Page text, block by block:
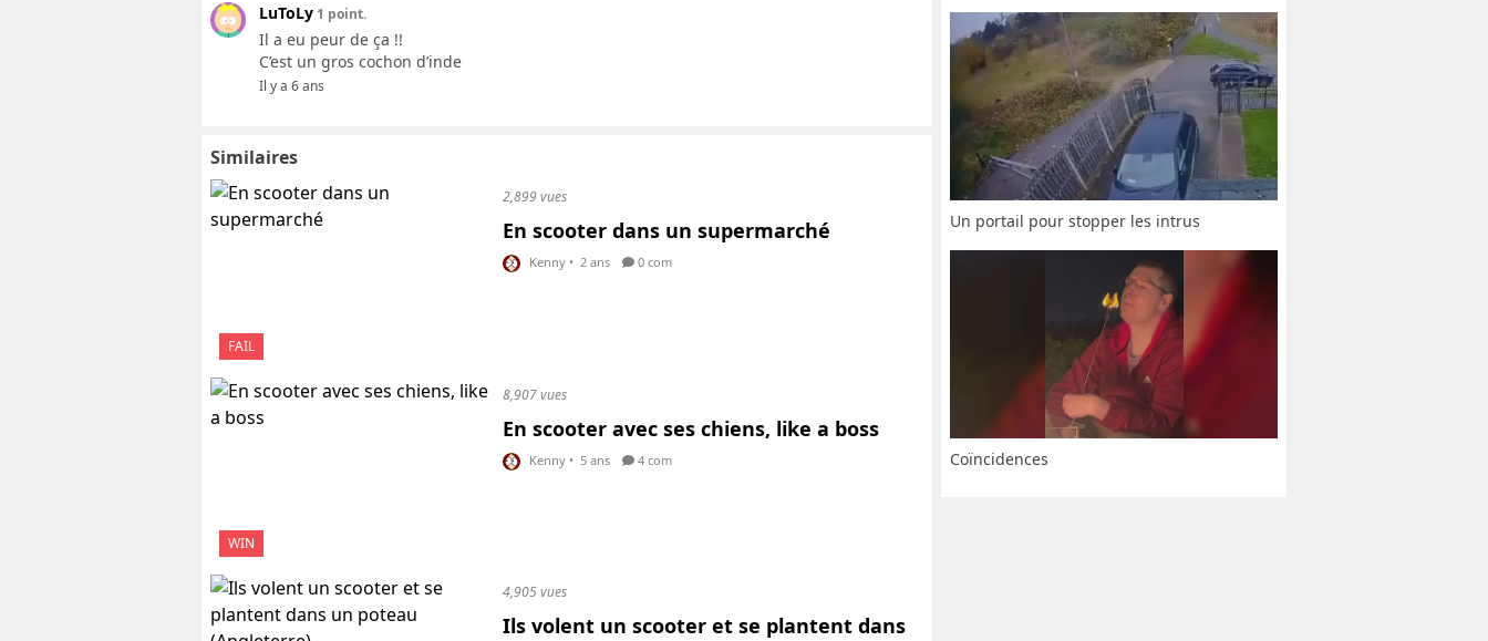
LuToLy 1 point.
Il a eu peur de ça !!
C’est un gros cochon d’inde
Il y a 6 ans
Similaires
FAIL
2,899 vues
En scooter dans un supermarché
Kenny • 2 ans 0 com
WIN
8,907 vues
En scooter avec ses chiens, like a boss
Kenny • 5 ans 4 com
4,905 vues
Ils volent un scooter et se plantent dans
Un portail pour stopper les intrus
Coïncidences